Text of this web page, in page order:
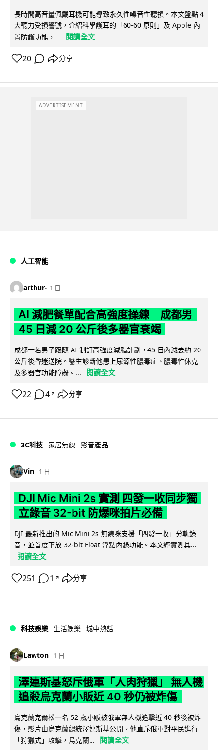
長時間高音量佩戴耳機可能導致永久性噪音性聽損。本文盤點 4
大聽力受損警號，介紹科學護耳的「60-60 原則」及 Apple 內
置防護功能，...
閱讀全文
20 分享
ADVERTISEMENT
人工智能
arthur 1 日
AI 減肥餐單配合高強度操練 成都男
45 日減 20 公斤後多器官衰竭
成都一名男子跟隨 AI 制訂高強度減脂計劃，45 日內減去約 20
公斤後昏迷送院。醫生診斷他患上尿源性膿毒症、膿毒性休克
及多器官功能障礙。...
閱讀全文
22 4 ↗ 分享
3C科技 家居無線 影音產品
Vin 1 日
DJI Mic Mini 2s 實測 四發一收同步獨
立錄音 32-bit 防爆咪拍片必備
DJI 最新推出的 Mic Mini 2s 無線咪支援「四發一收」分軌錄
音，並首度下放 32-bit Float 浮點內錄功能。本文經實測其...
閱讀全文
251 1 ↗ 分享
科技娛樂 生活娛樂 城中熱話
Lawton 1 日
澤連斯基怒斥俄軍「人肉狩獵」 無人機
追殺烏克蘭小販近 40 秒仍被炸傷
烏克蘭克爾松一名 52 歲小販被俄軍無人機追擊近 40 秒後被炸
傷，影片由烏克蘭總統澤連斯基公開。他直斥俄軍對平民進行
「狩獵式」攻擊，烏克蘭...
閱讀全文